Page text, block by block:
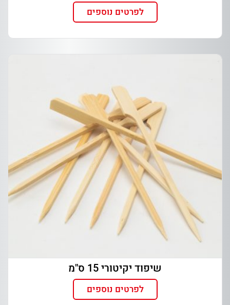
לפרטים נוספים
שיפוד יקיטורי 15 ס"מ
לפרטים נוספים